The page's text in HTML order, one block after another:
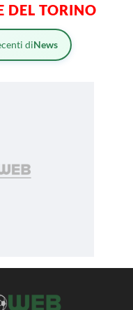
DEL TORINO
diNews